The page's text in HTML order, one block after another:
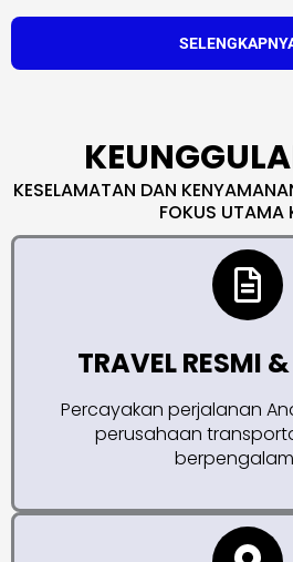
KESELAMATAN DAN
FOKUS UTAMA
TRAVEL RESMI
Percayakan perjalanan
perusahaan